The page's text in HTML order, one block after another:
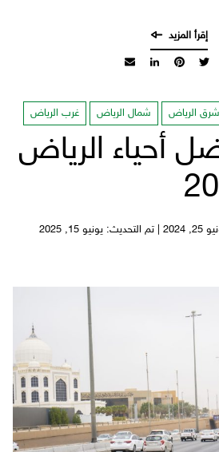
شرق الرياض شمال الرياض غرب الرياض
أحياء الرياض
15, 2025